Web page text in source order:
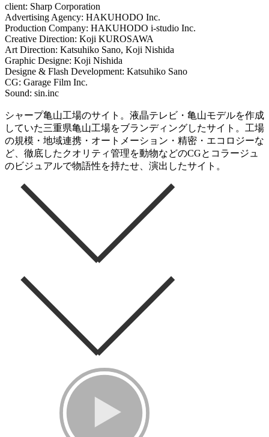
client: Sharp Corporation
Advertising Agency: HAKUHODO Inc.
Production Company: HAKUHODO i-studio Inc.
Creative Direction: Koji KUROSAWA
Art Direction: Katsuhiko Sano, Koji Nishida
Graphic Designe: Koji Nishida
Designe & Flash Development: Katsuhiko Sano
CG: Garage Film Inc.
Sound: sin.inc
シャープ亀山工場のサイト。液晶テレビ・亀山モデルを作成
していた三重県亀山工場をブランディングしたサイト。工場
の規模・地域連携・オートメーション・精密・エコロジーな
ど、徹底したクオリティ管理を動物などのCGとコラージュ
のビジュアルで物語性を持たせ、演出したサイト。